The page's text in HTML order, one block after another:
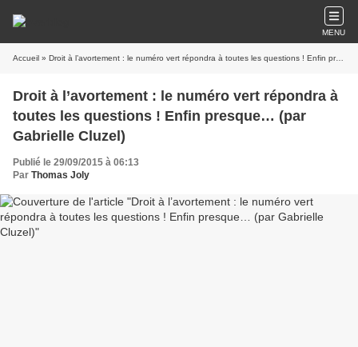
MENU
Accueil » Droit à l’avortement : le numéro vert répondra à toutes les questions ! Enfin presque… (par Gabrielle Cluzel)
Droit à l’avortement : le numéro vert répondra à
toutes les questions ! Enfin presque… (par
Gabrielle Cluzel)
Publié le 29/09/2015 à 06:13
Par Thomas Joly